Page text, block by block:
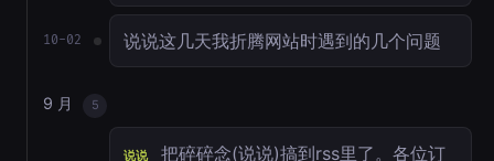
10-02 说说这几天我折腾网站时遇到的几个问题
9 月 5
说说
把碎碎念(说说)搞到rss里了。各位订